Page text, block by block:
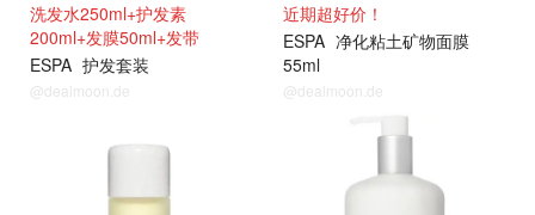
洗发水250ml+护发素
200ml+发膜50ml+发带
ESPA 护发套装
@dealmoon.de
近期超好价！
ESPA 净化粘土矿物面膜
55ml
@dealmoon.de